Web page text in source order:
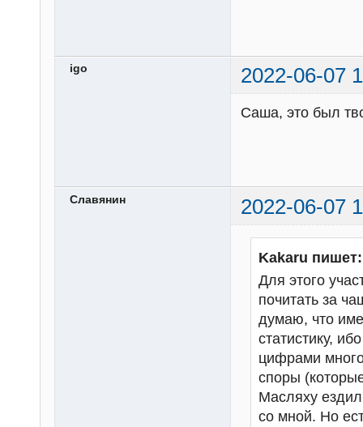
igo 2022-06-07
Саша, это был
Славянин 2022-06-07
Kakaru пишет:
Для этого
почитать за
думаю, что
статистику,
цифрами
споры
Масляху
со мной. Но